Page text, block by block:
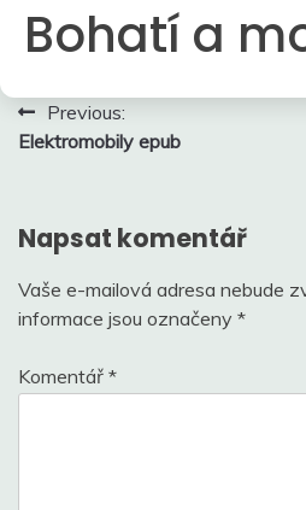
Bohatí a
Navigace
pro
Previous:
Elektromobily epub
Napsat komentář
Vaše e-mailová adresa nebude
informace jsou označeny *
Komentář *